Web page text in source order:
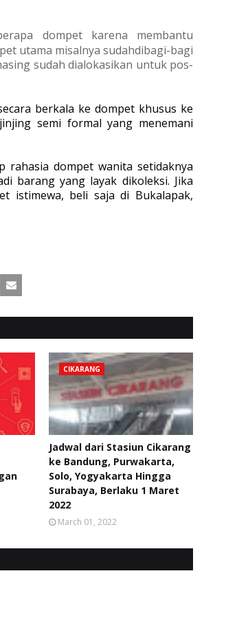
dompet karena membantu
utama misalnya sudahdibagi-bagi
sudah dialokasikan untuk pos-
berkala ke dompet khusus ke
semi formal yang menemani
rahasia dompet wanitasetidaknya
barang yang layak dikoleksi. Jika
istimewa, beli sajadi Bukalapak,
CIKARANG
Jadwal dari Stasiun Cikarang
ke Bandung, Purwakarta,
Solo, Yogyakarta Hingga
Surabaya, Berlaku 1 Maret
2022
March 01, 2022